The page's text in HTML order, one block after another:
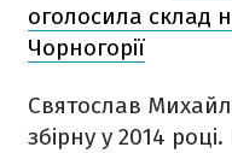
оголосила склад
Чорногорії
Святослав
збірну у 2014